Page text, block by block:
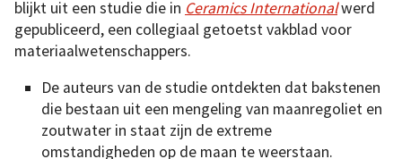
blijkt uit een studie die in Ceramics Internationalwerd
gepubliceerd, een collegiaal getoetst vakblad voor
materiaalwetenschappers.
De auteurs van de studie ontdekten dat bakstenen
die bestaan uit een mengeling van maanregoliet en
zoutwater in staat zijn de extreme
omstandigheden op de maan te weerstaan.